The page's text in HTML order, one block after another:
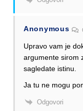
Anonymous
Upravo vam je
argumente sirom
sagledate istinu.
Ja tu ne mogu
Odgovori